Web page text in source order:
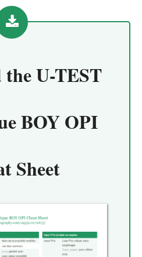
theU-TEST
BOY OPI
Sheet